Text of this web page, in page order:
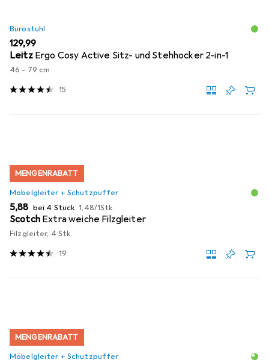
Bürostuhl
EUR
129,99
Leitz Ergo Cosy Active Sitz- und Stehhocker 2-in-1
46 - 79 cm
15
MENGENRABATT
Möbelgleiter + Schutzpuffer
EUR
5,88 bei 4 Stück EUR
1,48/1Stk.
Scotch Extra weiche Filzgleiter
Filzgleiter, 4 Stk.
19
MENGENRABATT
Möbelgleiter + Schutzpuffer